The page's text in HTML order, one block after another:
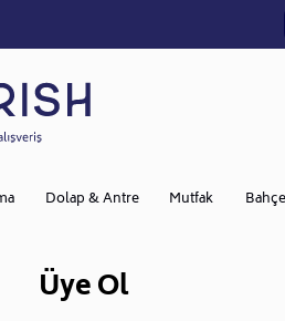
Dolap & Antre Mutfak
Üye Ol